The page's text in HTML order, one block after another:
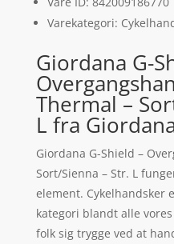
Varekategori:
Giordana G-
Thermal –
L fra
Giordana G-Shield –
Sort/Sienna – Str. L
element. Cykelhandsker
kategori blandt alle
folk sig trygge ved at